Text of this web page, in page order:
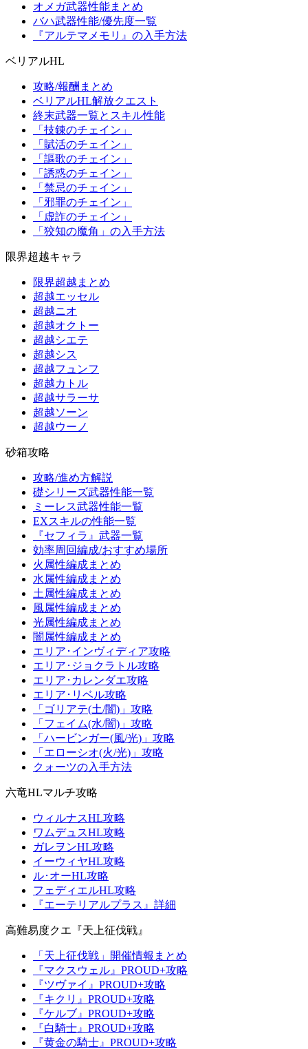
オメガ武器性能まとめ
バハ武器性能/優先度一覧
『アルテマメモリ』の入手方法
ベリアルHL
攻略/報酬まとめ
ベリアルHL解放クエスト
終末武器一覧とスキル性能
「技錬のチェイン」
「賦活のチェイン」
「謳歌のチェイン」
「誘惑のチェイン」
「禁忌のチェイン」
「邪罪のチェイン」
「虚詐のチェイン」
「狡知の魔角」の入手方法
限界超越キャラ
限界超越まとめ
超越エッセル
超越ニオ
超越オクトー
超越シエテ
超越シス
超越フュンフ
超越カトル
超越サラーサ
超越ソーン
超越ウーノ
砂箱攻略
攻略/進め方解説
礎シリーズ武器性能一覧
ミーレス武器性能一覧
EXスキルの性能一覧
『セフィラ』武器一覧
効率周回編成/おすすめ場所
火属性編成まとめ
水属性編成まとめ
土属性編成まとめ
風属性編成まとめ
光属性編成まとめ
闇属性編成まとめ
エリア･インヴィディア攻略
エリア･ジョクラトル攻略
エリア･カレンダエ攻略
エリア･リベル攻略
「ゴリアテ(土/闇)」攻略
「フェイム(水/闇)」攻略
「ハービンガー(風/光)」攻略
「エローシオ(火/光)」攻略
クォーツの入手方法
六竜HLマルチ攻略
ウィルナスHL攻略
ワムデュスHL攻略
ガレヲンHL攻略
イーウィヤHL攻略
ル･オーHL攻略
フェディエルHL攻略
『エーテリアルプラス』詳細
高難易度クエ『天上征伐戦』
「天上征伐戦」開催情報まとめ
『マクスウェル』PROUD+攻略
『ツヴァイ』PROUD+攻略
『キクリ』PROUD+攻略
『ケルブ』PROUD+攻略
『白騎士』PROUD+攻略
『黄金の騎士』PROUD+攻略